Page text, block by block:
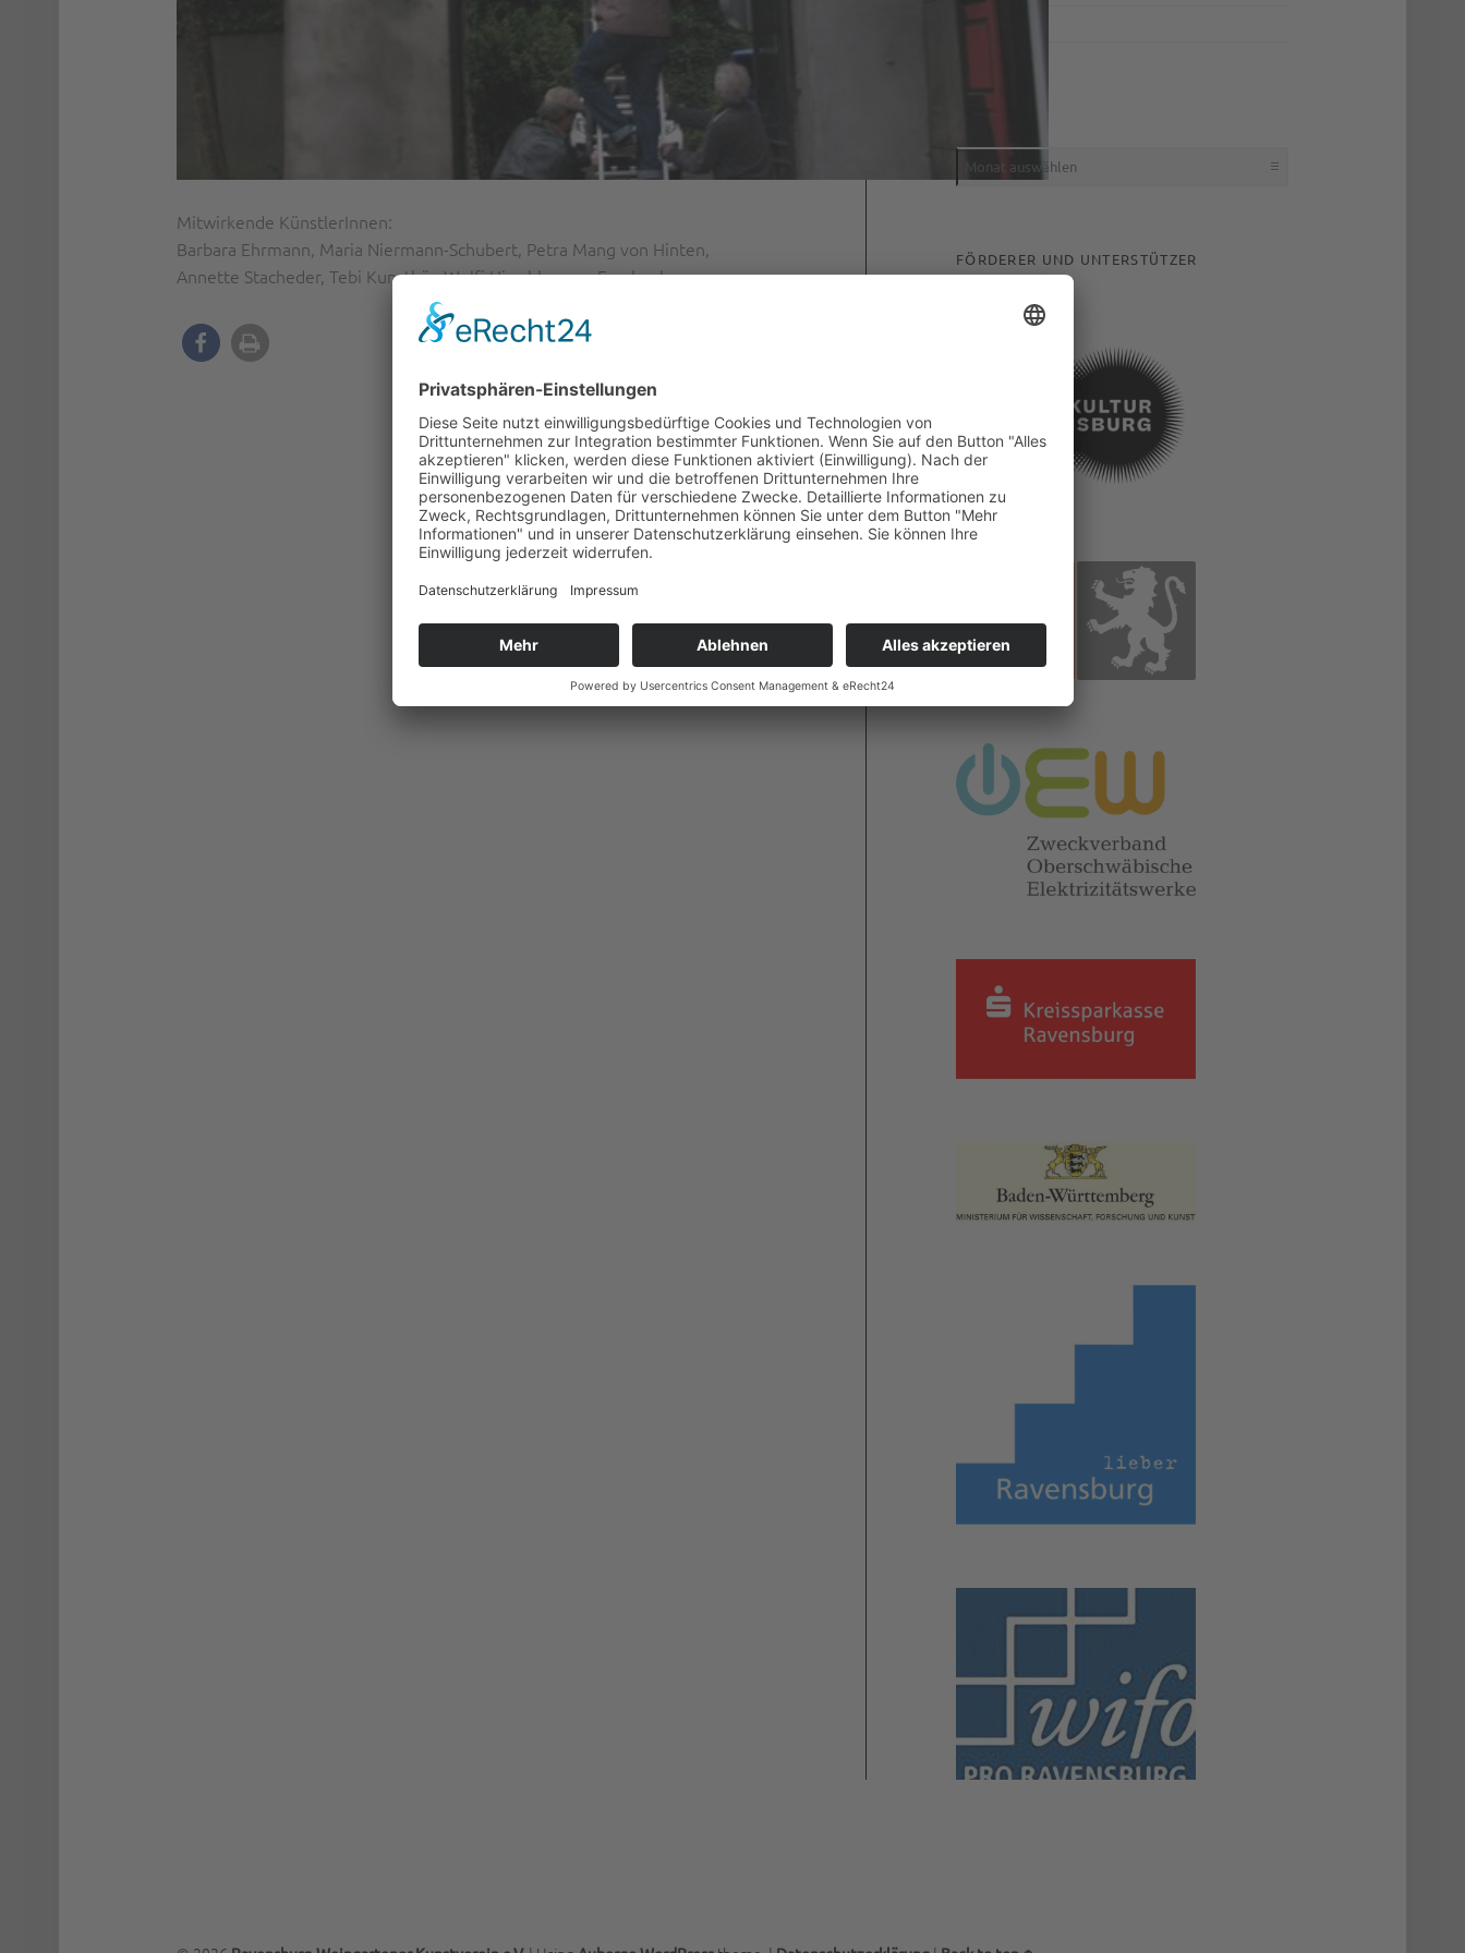
Mitwirkende KünstlerInnen:
Barbara Ehrmann, Maria Niermann-Schubert, Petra Mang von Hinten,
Annette Stacheder, Tebi Kunstbär, Wolfi Hirschberger, Frankenhauser
Archiv
FÖRDERER UND UNTERSTÜTZER